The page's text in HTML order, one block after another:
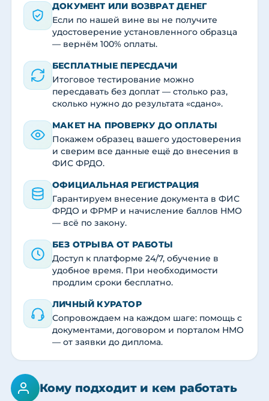
ДОКУМЕНТ ИЛИ ВОЗВРАТ ДЕНЕГ
Если по нашей вине вы не получите
удостоверение установленного образца
— вернём 100% оплаты.
БЕСПЛАТНЫЕ ПЕРЕСДАЧИ
Итоговое тестирование можно
пересдавать без доплат — столько раз,
сколько нужно до результата «сдано».
МАКЕТ НА ПРОВЕРКУ ДО ОПЛАТЫ
Покажем образец вашего удостоверения
и сверим все данные ещё до внесения в
ФИС ФРДО.
ОФИЦИАЛЬНАЯ РЕГИСТРАЦИЯ
Гарантируем внесение документа в ФИС
ФРДО и ФРМР и начисление баллов НМО
— всё по закону.
БЕЗ ОТРЫВА ОТ РАБОТЫ
Доступ к платформе 24/7, обучение в
удобное время. При необходимости
продлим сроки бесплатно.
ЛИЧНЫЙ КУРАТОР
Сопровождаем на каждом шаге: помощь с
документами, договором и порталом НМО
— от заявки до диплома.
Кому подходит и кем работать